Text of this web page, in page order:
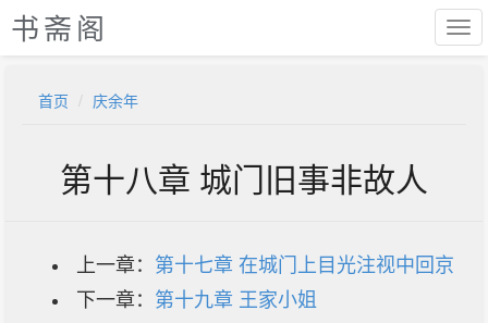
书斋阁
首页 庆余年
第十八章 城门旧事非故人
上一章： 第十七章 在城门上目光注视中回京
下一章： 第十九章 王家小姐